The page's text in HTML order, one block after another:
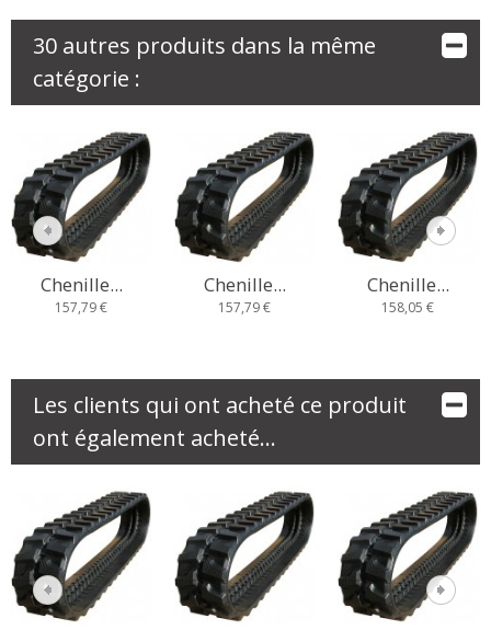
30 autres produits dans la même
catégorie :
Chenille...
157,79 €
Chenille...
157,79 €
Chenille...
158,05 €
Les clients qui ont acheté ce produit
ont également acheté...